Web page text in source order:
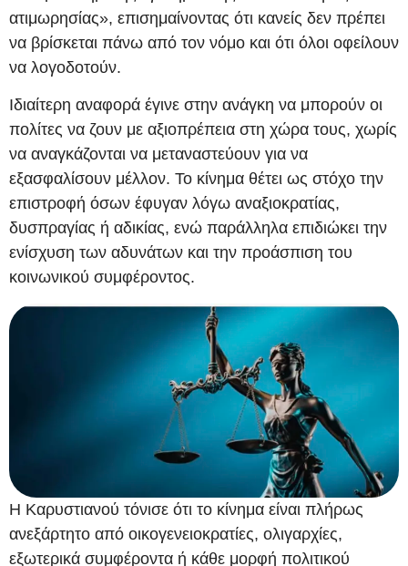
ατιμωρησίας», επισημαίνοντας ότι κανείς δεν πρέπει
να βρίσκεται πάνω από τον νόμο και ότι όλοι οφείλουν
να λογοδοτούν.
Ιδιαίτερη αναφορά έγινε στην ανάγκη να μπορούν οι
πολίτες να ζουν με αξιοπρέπεια στη χώρα τους, χωρίς
να αναγκάζονται να μεταναστεύουν για να
εξασφαλίσουν μέλλον. Το κίνημα θέτει ως στόχο την
επιστροφή όσων έφυγαν λόγω αναξιοκρατίας,
δυσπραγίας ή αδικίας, ενώ παράλληλα επιδιώκει την
ενίσχυση των αδυνάτων και την προάσπιση του
κοινωνικού συμφέροντος.
Η Καρυστιανού τόνισε ότι το κίνημα είναι πλήρως
ανεξάρτητο από οικογενειοκρατίες, ολιγαρχίες,
εξωτερικά συμφέροντα ή κάθε μορφή πολιτικού